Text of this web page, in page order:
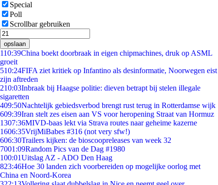
Special
Poll
Scrollbar gebruiken
opslaan
110:39China boekt doorbraak in eigen chipmachines, druk op ASML
groeit
510:24FIFA ziet kritiek op Infantino als desinformatie, Noorwegen eist
zijn aftreden
210:03Inbraak bij Haagse politie: dieven betrapt bij stelen illegale
sigaretten
409:50Nachtelijk gebiedsverbod brengt rust terug in Rotterdamse wijk
609:39Iran stelt zes eisen aan VS voor heropening Straat van Hormuz
1307:36MIVD-baas lekt via Strava routes naar geheime kazerne
1606:35VrijMiBabes #316 (not very sfw!)
606:30Trailers kijken: de bioscoopreleases van week 32
7001:09Random Pics van de Dag #1980
100:01Uitslag AZ - ADO Den Haag
823:46Hoe 30 landen zich voorbereiden op mogelijke oorlog met
China en Noord-Korea